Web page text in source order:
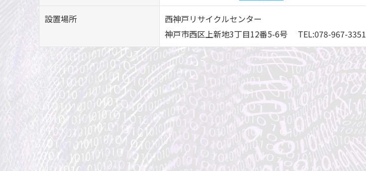
設置場所
西神戸リサイクルセンター
神戸市西区上新地3丁目12番5-6号 TEL:078-967-3351